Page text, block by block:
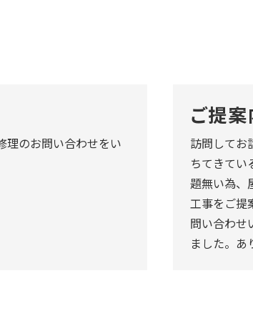
理のお問い合わせをい
ご提
訪問してお
ちてきてい
題無い為、
工事をご提
問い合わせ
ました。あ